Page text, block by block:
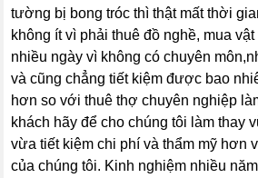
tường bị bong tróc thì thật mất thời
không ít vì phải thuê đồ nghề, mua
nhiều ngày vì không có chuyên
và cũng chẳng tiết kiệm được bao
hơn so với thuê thợ chuyên nghiệp
khách hãy để cho chúng tôi làm thay
vừa tiết kiệm chi phí và thẩm mỹ hơn
của chúng tôi. Kinh nghiệm nhiều